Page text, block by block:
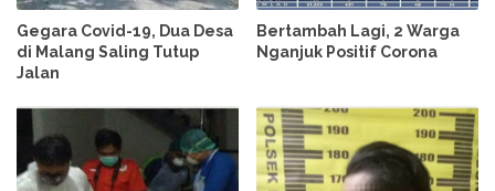
Gegara Covid-19, Dua Desa
di Malang Saling Tutup
Jalan
Bertambah Lagi, 2 Warga
Nganjuk Positif Corona